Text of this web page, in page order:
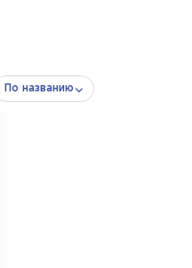
собой готовую
необходимые
молниеотвода не
состоит из секций
По названию